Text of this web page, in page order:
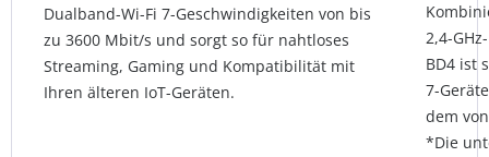
Dualband-Wi-Fi 7-Geschwindigkeiten von bis
zu 3600 Mbit/s und sorgt so für nahtloses
Streaming, Gaming und Kompatibilität mit
Ihren älteren IoT-Geräten.
2,4-
BD4 ist
7-
dem
*Die